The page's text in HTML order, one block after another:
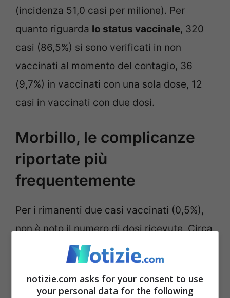
(incidenza 51,0 casi per milione). Per
quanto riguarda lo status vaccinale, 320
casi (86,5%) si sono verificati in non
vaccinati al momento del contagio, 36
(9,7%) in vaccinati con una sola dose, 12
casi in vaccinati con due dosi.
Morbillo, le complicanze
riportate più
frequentemente
Per i rimanenti due casi vaccinati (0,5%),
non è noto il numero di dosi ricevute. Circa
un terzo dei casi ha riportato almeno una
complicanza.Le complicanze più
frequentemente riportate sono state
notizie.com asks for your consent to use
your personal data for the following